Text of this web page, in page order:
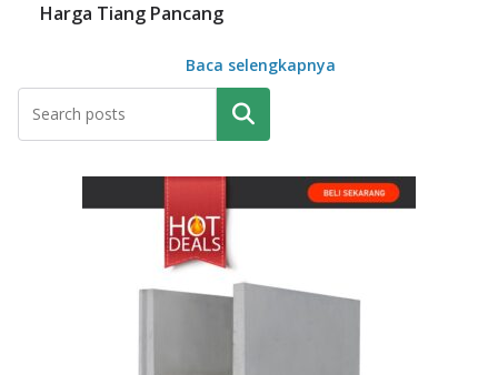
Harga Tiang Pancang
Baca selengkapnya
Pencarian